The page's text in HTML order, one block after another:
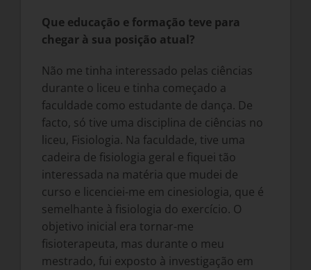
Que educação e formação teve para
chegar à sua posição atual?
Não me tinha interessado pelas ciências
durante o liceu e tinha começado a
faculdade como estudante de dança. De
facto, só tive uma disciplina de ciências no
liceu, Fisiologia. Na faculdade, tive uma
cadeira de fisiologia geral e fiquei tão
interessada na matéria que mudei de
curso e licenciei-me em cinesiologia, que é
semelhante à fisiologia do exercício. O
objetivo inicial era tornar-me
fisioterapeuta, mas durante o meu
mestrado, fui exposto à investigação em